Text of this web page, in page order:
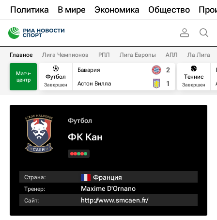
Политика В мире Экономика Общество
Главное Лига Чемпионов РПЛ Лига Европы АПЛ Ла Лига
Матч-
центр
Футбол
Завершен
Бавария
Астон Вилла
2
1
Теннис
Завершен
Футбол
ФК Кан
Страна: Франция
Тренер: Maxime D'Ornano
Сайт: http://www.smcaen.fr/